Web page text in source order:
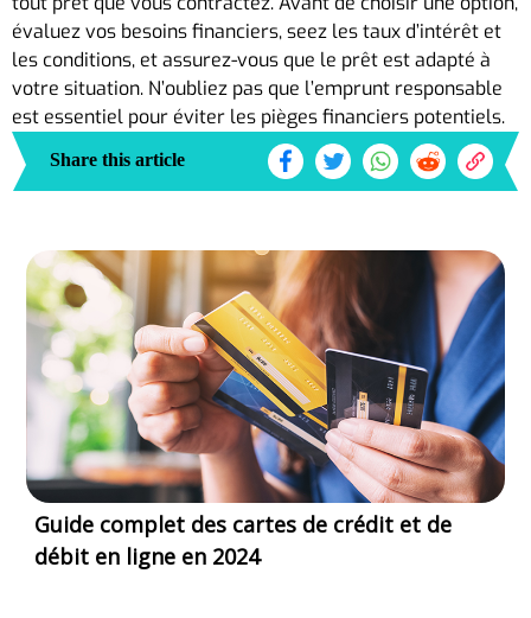
évaluez vos besoins financiers, seez les taux d’intérêt et
les conditions, et assurez-vous que le prêt est adapté à
votre situation. N’oubliez pas que l’emprunt responsable
est essentiel pour éviter les pièges financiers potentiels.
Share this article
Guide complet des cartes de crédit et de
débit en ligne en 2024